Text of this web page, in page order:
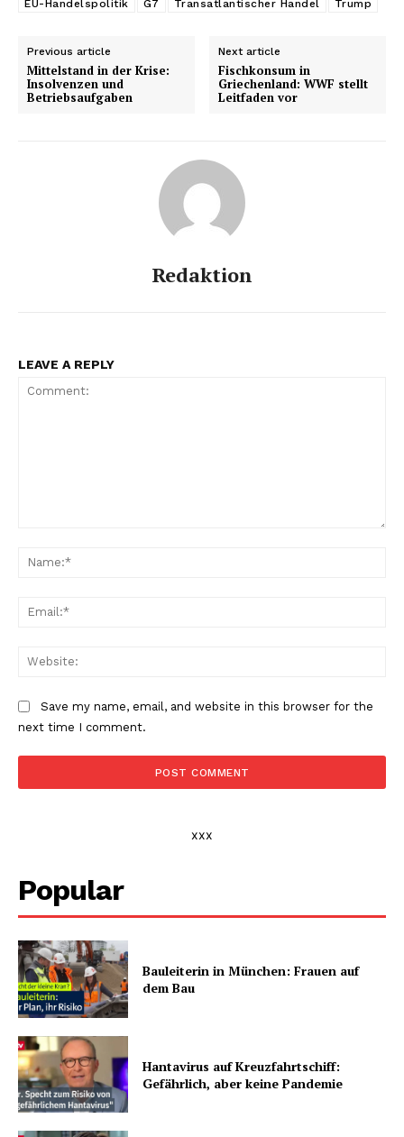
EU-Handelspolitik G7 Transatlantischer Handel Trump
Previous article
Mittelstand in der Krise:
Insolvenzen und
Betriebsaufgaben
Next article
Fischkonsum in
Griechenland: WWF stellt
Leitfaden vor
Redaktion
LEAVE A REPLY
Save my name, email, and website in this browser for the
next time I comment.
xxx
Popular
Bauleiterin in München: Frauen auf
dem Bau
Hantavirus auf Kreuzfahrtschiff:
Gefährlich, aber keine Pandemie